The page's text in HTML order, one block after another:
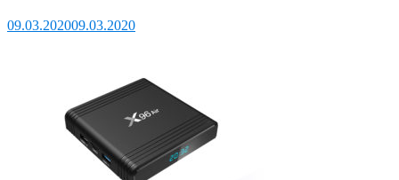
09.03.202009.03.2020